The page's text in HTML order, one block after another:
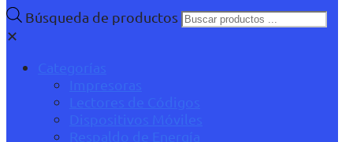
Búsqueda de productos
✕
Categorías
Impresoras
Lectores de Códigos
Dispositivos Móviles
Respaldo de Energía